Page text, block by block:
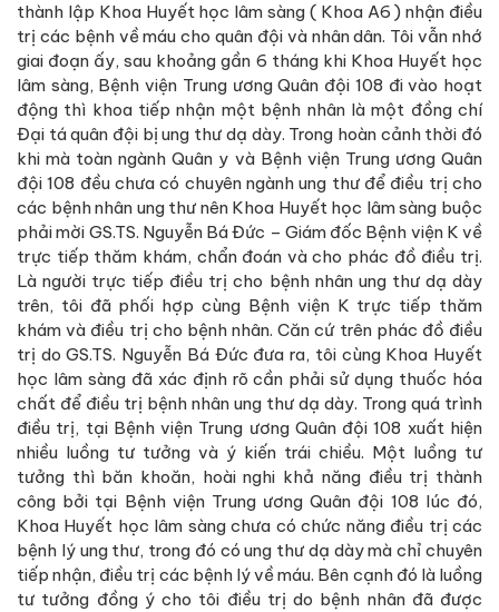
thành lập Khoa Huyết học lâm sàng ( Khoa A6 ) nhận điều
trị các bệnh về máu cho quân đội và nhân dân. Tôi vẫn nhớ
giai đoạn ấy, sau khoảng gần 6 tháng khi Khoa Huyết học
lâm sàng, Bệnh viện Trung ương Quân đội 108 đi vào hoạt
động thì khoa tiếp nhận một bệnh nhân là một đồng chí
Đại tá quân đội bị ung thư dạ dày. Trong hoàn cảnh thời đó
khi mà toàn ngành Quân y và Bệnh viện Trung ương Quân
đội 108 đều chưa có chuyên ngành ung thư để điều trị cho
các bệnh nhân ung thư nên Khoa Huyết học lâm sàng buộc
phải mời GS.TS. Nguyễn Bá Đức – Giám đốc Bệnh viện K về
trực tiếp thăm khám, chẩn đoán và cho phác đồ điều trị.
Là người trực tiếp điều trị cho bệnh nhân ung thư dạ dày
trên, tôi đã phối hợp cùng Bệnh viện K trực tiếp thăm
khám và điều trị cho bệnh nhân. Căn cứ trên phác đồ điều
trị do GS.TS. Nguyễn Bá Đức đưa ra, tôi cùng Khoa Huyết
học lâm sàng đã xác định rõ cần phải sử dụng thuốc hóa
chất để điều trị bệnh nhân ung thư dạ dày. Trong quá trình
điều trị, tại Bệnh viện Trung ương Quân đội 108 xuất hiện
nhiều luồng tư tưởng và ý kiến trái chiều. Một luồng tư
tưởng thì băn khoăn, hoài nghi khả năng điều trị thành
công bởi tại Bệnh viện Trung ương Quân đội 108 lúc đó,
Khoa Huyết học lâm sàng chưa có chức năng điều trị các
bệnh lý ung thư, trong đó có ung thư dạ dày mà chỉ chuyên
tiếp nhận, điều trị các bệnh lý về máu. Bên cạnh đó là luồng
tư tưởng đồng ý cho tôi điều trị do bệnh nhân đã được